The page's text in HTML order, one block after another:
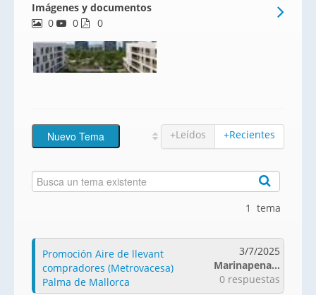
4 habitaciones para disfrutar de una gran
calidad de vida a escasos diez minutos
andando del Puerto Náutico, del Paseo
Marítimo, y la Playa del Portixol.
Arquitectura moderna, desde 58 hasta
perfecta para vivir en Palma de Mall
Imágenes y documentos
0
0 0
+Leídos +Recientes
1 tema
Promoción Aire de llevant
compradores (Metrovacesa)
Palma de Mallorca
3/7/2025
Marinapena...
0 respuestas